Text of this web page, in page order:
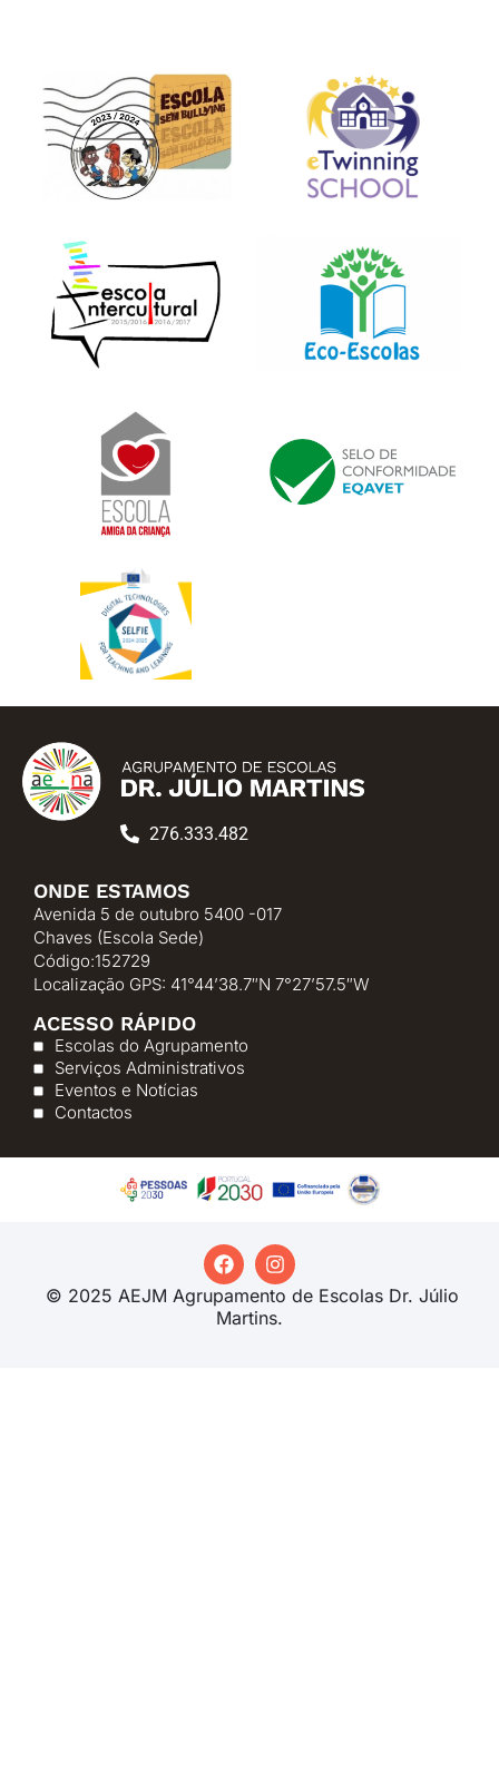
276.333.482
ONDE ESTAMOS
Avenida 5 de outubro 5400 -017
Chaves (Escola Sede)
Código:152729
Localização GPS: 41°44’38.7″N 7°27’57.5″W
ACESSO RÁPIDO
Escolas do Agrupamento
Serviços Administrativos
Eventos e Notícias
Contactos
© 2025 AEJM Agrupamento de Escolas Dr. Júlio
Martins.